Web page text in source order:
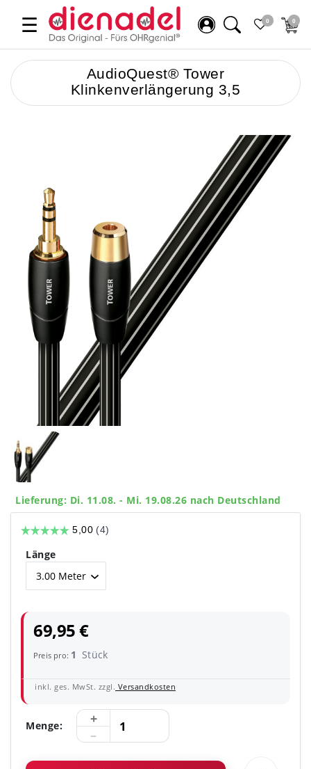
☰ 0 0
AudioQuest® Tower
Klinkenverlängerung 3,5
Lieferung: Di. 11.08. - Mi. 19.08.26 nach Deutschland
Länge
69,95 €
Preis pro: 1 Stück
inkl. ges. MwSt. zzgl. Versandkosten
Menge: